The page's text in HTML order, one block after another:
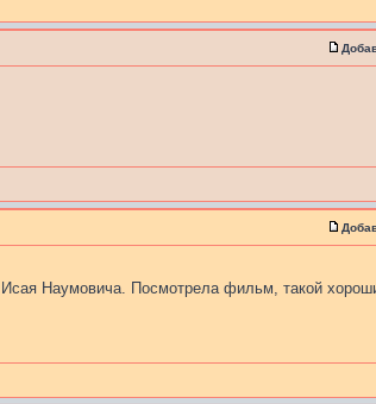
Наумовича. Посмотрела фильм, такой